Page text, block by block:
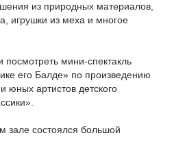
из природных материалов,
игрушки из меха и многое
посмотреть мини-спектакль
его Балде» по произведению
юных артистов детского
зале состоялся большой